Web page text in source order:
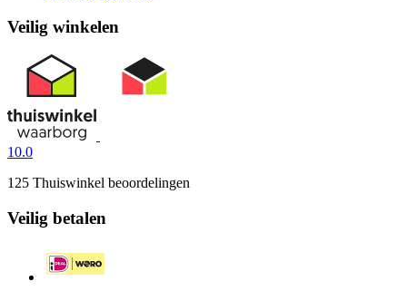
Veilig winkelen
10.0
125 Thuiswinkel beoordelingen
Veilig betalen